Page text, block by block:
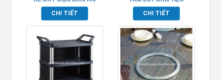
TP_680109
CHI TIẾT
PLACEMAT TP681051
CHI TIẾT